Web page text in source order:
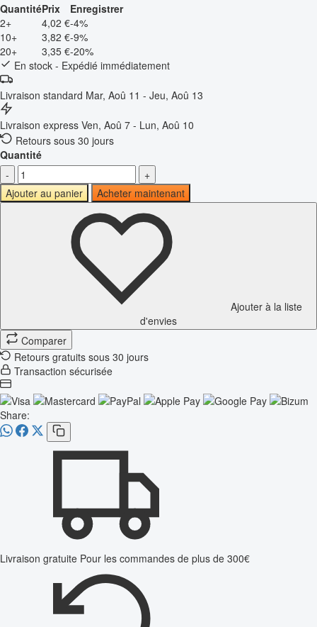
QuantitéPrix
Enregistrer
2+
4,02 €-4%
10+
3,82 €-9%
20+
3,35 €-20%
En stock - Expédié immédiatement
Livraison standard Mar, Aoû 11 - Jeu, Aoû 13
Livraison express Ven, Aoû 7 - Lun, Aoû 10
Retours sous 30 jours
Quantité
-
+
Ajouter au panier
Acheter maintenant
Ajouter à la liste
d'envies
Comparer
Retours gratuits sous 30 jours
Transaction sécurisée
Share:
Livraison gratuite Pour les commandes de plus de 300€